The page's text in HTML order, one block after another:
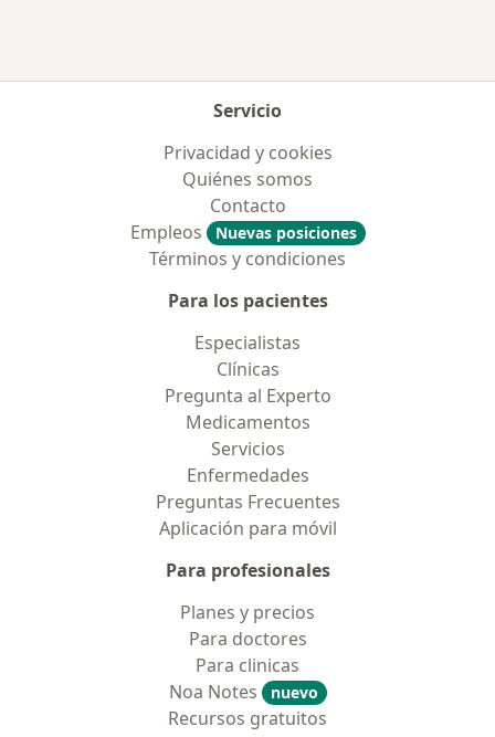
Servicio
Privacidad y cookies
Quiénes somos
Contacto
Empleos
Nuevas posiciones
Términos y condiciones
Para los pacientes
Especialistas
Clínicas
Pregunta al Experto
Medicamentos
Servicios
Enfermedades
Preguntas Frecuentes
Aplicación para móvil
Para profesionales
Planes y precios
Para doctores
Para clinicas
Noa Notes
nuevo
Recursos gratuitos